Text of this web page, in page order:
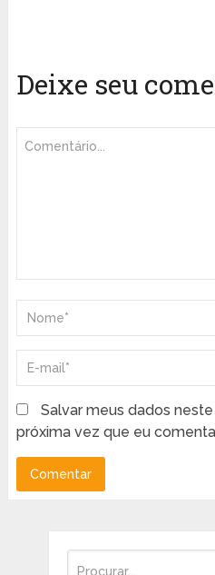
Deixe seu
Salvar meus dados
próxima vez que eu